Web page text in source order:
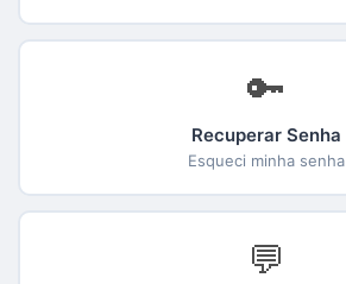
🔑
Recuperar Senha
Esqueci minha senha
💬